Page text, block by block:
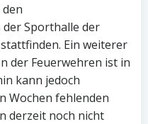
Sporthalle der
Ein weiterer
der Feuerwehren ist in
kann jedoch
Wochen fehlenden
derzeit noch nicht